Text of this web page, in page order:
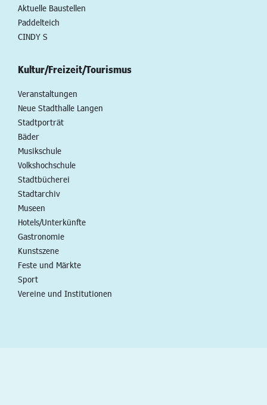
Aktuelle Baustellen
Paddelteich
CINDY S
Kultur/Freizeit/Tourismus
Veranstaltungen
Neue Stadthalle Langen
Stadtporträt
Bäder
Musikschule
Volkshochschule
Stadtbücherei
Stadtarchiv
Museen
Hotels/Unterkünfte
Gastronomie
Kunstszene
Feste und Märkte
Sport
Vereine und Institutionen